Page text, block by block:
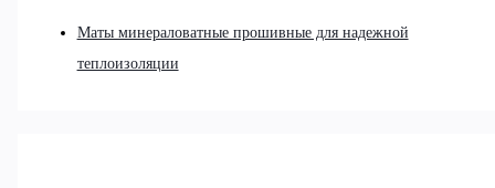
Маты минераловатные прошивные для надежной
теплоизоляции